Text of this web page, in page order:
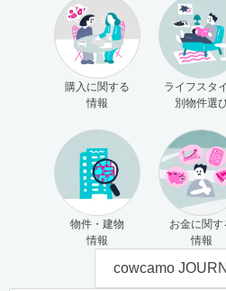
購入に関する
情報
ライフスタ
別物件選
物件・建物
情報
お金に関す
情報
cowcamo